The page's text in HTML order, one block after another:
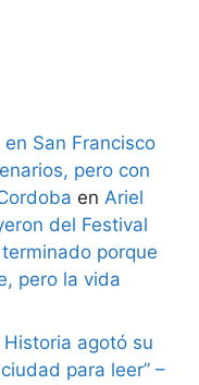
San Francisco
pero con
en Ariel
del Festival
porque
pero la vida
agotó su
para leer” –